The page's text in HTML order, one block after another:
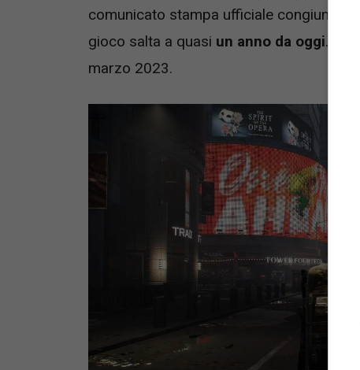
comunicato stampa ufficiale congiunto
gioco salta a quasi un anno da oggi. La
marzo 2023.